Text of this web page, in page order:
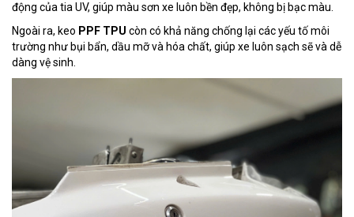
động của tia UV, giúp màu sơn xe luôn bền đẹp, không bị bạc màu.
Ngoài ra, keo PPF TPU còn có khả năng chống lại các yếu tố môi
trường như bụi bẩn, dầu mỡ và hóa chất, giúp xe luôn sạch sẽ và dễ
dàng vệ sinh.